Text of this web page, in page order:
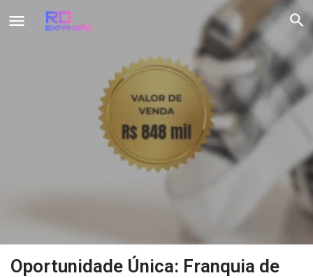
Oportunidade Única: Franquia de